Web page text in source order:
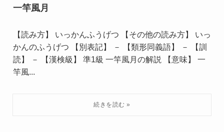
一竿風月
【読み方】 いっかんふうげつ 【その他の読み方】 いっ
かんのふうげつ 【別表記】 － 【類形同義語】 － 【訓
読】 － 【漢検級】 準1級 一竿風月の解説 【意味】 一
竿風...